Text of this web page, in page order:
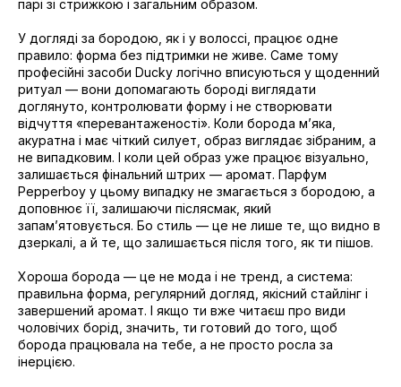
парі зі стрижкою і загальним образом.
У догляді за бородою, як і у волоссі, працює одне
правило: форма без підтримки не живе. Саме тому
професійні засоби Ducky логічно вписуються у щоденний
ритуал — вони допомагають бороді виглядати
доглянуто, контролювати форму і не створювати
відчуття «перевантаженості». Коли борода мʼяка,
акуратна і має чіткий силует, образ виглядає зібраним, а
не випадковим. І коли цей образ уже працює візуально,
залишається фінальний штрих — аромат. Парфум
Pepperboy у цьому випадку не змагається з бородою, а
доповнює її, залишаючи післясмак, який
запамʼятовується. Бо стиль — це не лише те, що видно в
дзеркалі, а й те, що залишається після того, як ти пішов.
Хороша борода — це не мода і не тренд, а система:
правильна форма, регулярний догляд, якісний стайлінг і
завершений аромат. І якщо ти вже читаєш про види
чоловічих борід, значить, ти готовий до того, щоб
борода працювала на тебе, а не просто росла за
інерцією.